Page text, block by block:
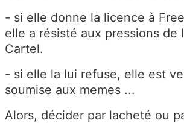
- si elle donne la licence à
elle a résisté aux pressions de
Cartel.
- si elle la lui refuse, elle est
soumise aux memes ...
Alors, décider par lacheté ou